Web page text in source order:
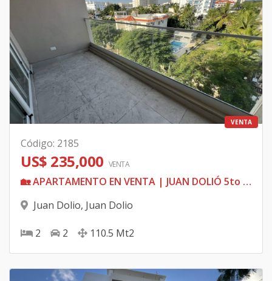
VENTA
Código: 2185
US$ 235,000 VENTA
🏡 APARTAMENTO EN VENTA | JUAN DOLIÓ 5to piso
Juan Dolio, Juan Dolio
2 2 110.5 Mt2